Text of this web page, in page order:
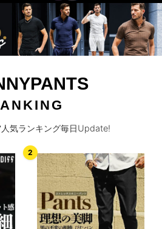
人気ランキング毎日Update!